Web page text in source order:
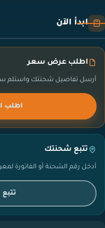
ابدأ الآن
اطلب عرض سعر
أرسل تفاصيل شحنتك واستلم
اطلب
تتبع شحنتك
أدخل رقم الشحنة أو الفاتورة
تتبع